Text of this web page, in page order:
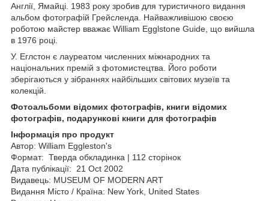
Англії, Ямайці. 1983 року зробив для туристичного видання
альбом фотографій Грейсленда. Найважливішою своєю
роботою майстер вважає William Egglstone Guide, що вийшла
в 1976 році.
У. Еглстон є лауреатом численних міжнародних та
національних премій з фотомистецтва. Його роботи
зберігаються у зібраннях найбільших світових музеїв та
колекцій.
Фотоальбоми відомих фотографів, книги відомих
фотографів, подарункові книги для фотографів
Інформація про продукт
Автор: William Eggleston's
Формат: Тверда обкладинка | 112 сторінок
Дата публікації: 21 Oct 2002
Видавець: MUSEUM OF MODERN ART
Видання Місто / Країна: New York, United States